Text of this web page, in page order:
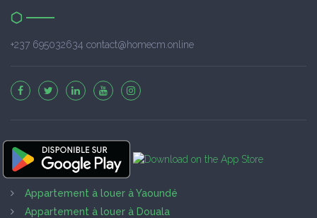
+237 695032634 contact@homecm.online
Appartement à louer à Yaoundé
Appartement à louer à Douala